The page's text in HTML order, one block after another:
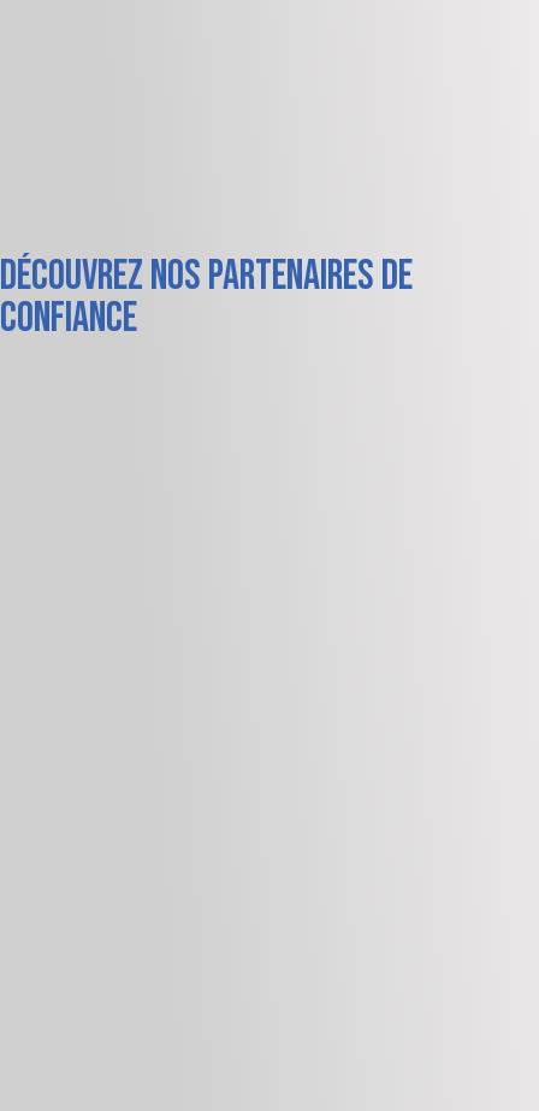
Découvrez nos partenaires de
confiance